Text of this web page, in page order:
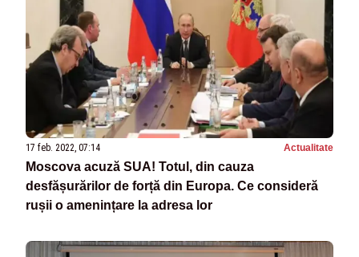
17 feb. 2022, 07:14 Actualitate
Moscova acuză SUA! Totul, din cauza
desfășurărilor de forță din Europa. Ce consideră
rușii o amenințare la adresa lor